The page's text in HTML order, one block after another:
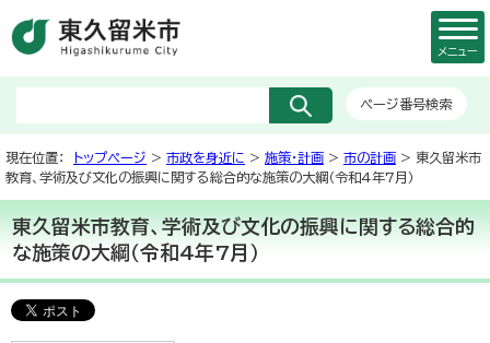
ページ番号検索
メニュー
現在位置： トップページ > 市政を身近に > 施策・計画 > 市の計画 > 東久留米市
教育、学術及び文化の振興に関する総合的な施策の大綱（令和4年7月）
東久留米市教育、学術及び文化の振興に関する総合的
な施策の大綱（令和4年7月）